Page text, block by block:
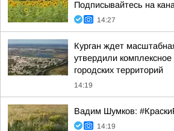
Подписывайтесь на
14:27
Курган ждет
утвердили
городских территорий
14:19
Вадим Шумков:
14:19